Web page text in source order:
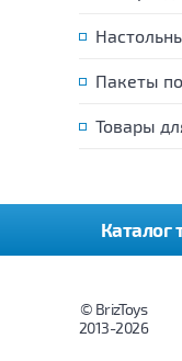
Пакеты
Товары
Каталог
© BrizToys
2013-2026